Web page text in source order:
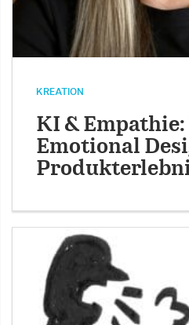
KREATION
KI & Empathie:
Emotional